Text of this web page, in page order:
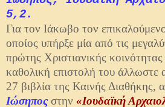
5,2.
Για τον Ιάκωβο τον
οποίος υπήρξε μία από τις
πρώτης Χριστιανικής
καθολική επιστολή του άλλωστε
27 βιβλία της Καινής Διαθήκης,
Ιώσηποςστην «Ιουδαϊκή